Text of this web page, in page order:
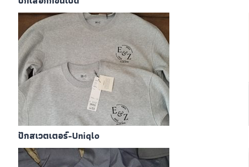
ปักสเวตเตอร์-Uniqlo